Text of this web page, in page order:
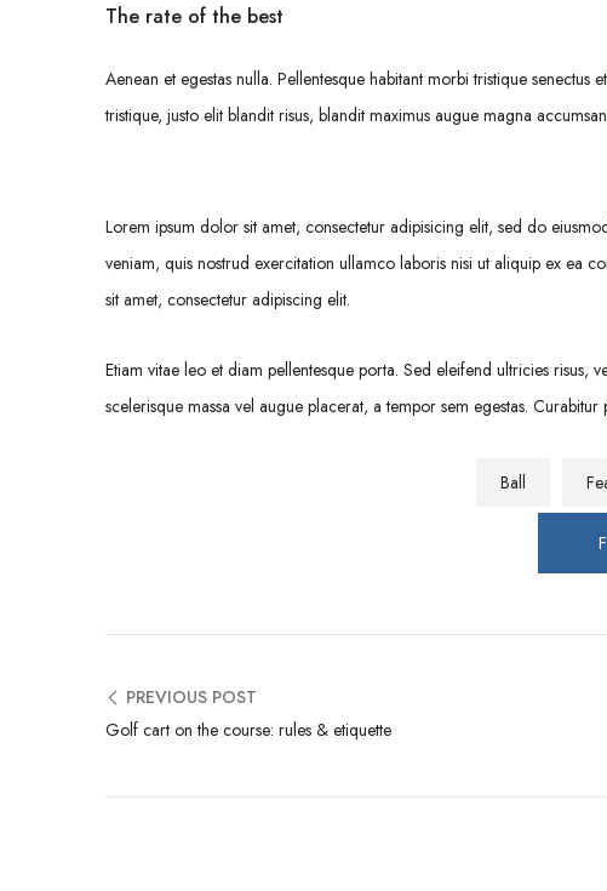
The rate of the best
Aenean et egestas nulla. Pellentesque habitant morbi tristique
tristique, justo elit blandit risus, blandit maximus augue magna
Lorem ipsum dolor sit amet, consectetur adipisicing elit, sed do
veniam, quis nostrud exercitation ullamco laboris nisi ut aliquip ex ea
sit amet, consectetur adipiscing elit.
Etiam vitae leo et diam pellentesque porta. Sed eleifend ultricies
scelerisque massa vel augue placerat, a tempor sem egestas. Curabitur
Ball
PREVIOUS POST
Golf cart on the course: rules & etiquette